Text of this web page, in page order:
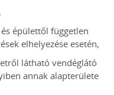
épülettől független
elhelyezése esetén,
látható vendéglátó
annak alapterülete